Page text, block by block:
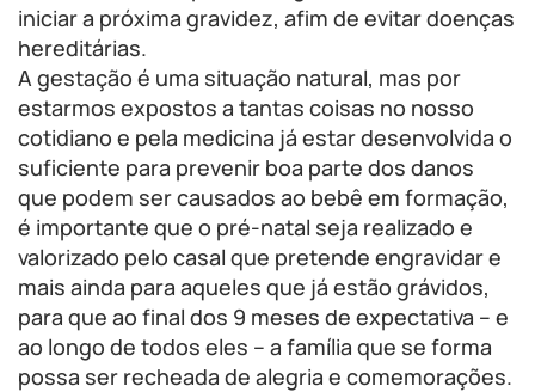
iniciar a próxima gravidez, afim de evitar doenças
hereditárias.
A gestação é uma situação natural, mas por
estarmos expostos a tantas coisas no nosso
cotidiano e pela medicina já estar desenvolvida o
suficiente para prevenir boa parte dos danos
que podem ser causados ao bebê em formação,
é importante que o pré-natal seja realizado e
valorizado pelo casal que pretende engravidar e
mais ainda para aqueles que já estão grávidos,
para que ao final dos 9 meses de expectativa – e
ao longo de todos eles – a família que se forma
possa ser recheada de alegria e comemorações.